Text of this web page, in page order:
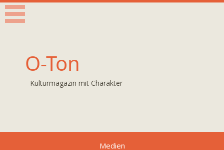
O-Ton
Kulturmagazin mit Charakter
Medien